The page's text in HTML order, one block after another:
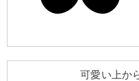
可愛い上か